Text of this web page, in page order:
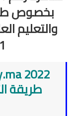
بخصوص
والتعليم
طريقة